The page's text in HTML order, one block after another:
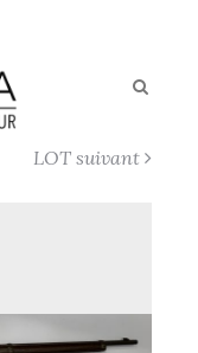
LOT suivant